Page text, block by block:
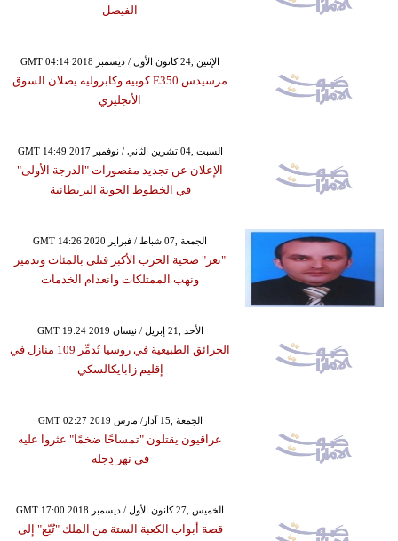
الفيصل
GMT 04:14 2018 الإثنين ,24 كانون الأول / ديسمبر
مرسيدس E350 كوبيه وكابروليه يصلان السوق
الأنجليزي
GMT 14:49 2017 السبت ,04 تشرين الثاني / نوفمبر
الإعلان عن تجديد مقصورات "الدرجة الأولى"
في الخطوط الجوية البريطانية
GMT 14:26 2020 الجمعة ,07 شباط / فبراير
"تعز" ضحية الحرب الأكبر قتلى بالمئات وتدمير
ونهب الممتلكات وانعدام الخدمات
GMT 19:24 2019 الأحد ,21 إبريل / نيسان
الحرائق الطبيعية في روسيا تُدمِّر 109 منازل في
إقليم زابايكالسكي
GMT 02:27 2019 الجمعة ,15 آذار/ مارس
عراقيون يقتلون "تمساحًا ضخمًا" عثروا عليه
في نهر دِجلة
GMT 17:00 2018 الخميس ,27 كانون الأول / ديسمبر
قصة أبواب الكعبة الستة من الملك "تُبّع" إلى